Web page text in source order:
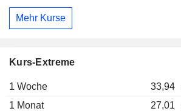
Mehr Kurse
Kurs-Extreme
1 Woche 33,94
1 Monat
27,01